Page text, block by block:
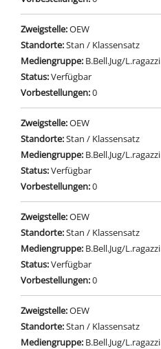
Zweigstelle:OEW
Standorte:Stan / Klassensatz
Mediengruppe: B.Bell.Jug/L.ragazzi
Status:Verfügbar
Vorbestellungen:0
Zweigstelle:OEW
Standorte:Stan / Klassensatz
Mediengruppe: B.Bell.Jug/L.ragazzi
Status:Verfügbar
Vorbestellungen:0
Zweigstelle:OEW
Standorte:Stan / Klassensatz
Mediengruppe: B.Bell.Jug/L.ragazzi
Status:Verfügbar
Vorbestellungen:0
Zweigstelle:OEW
Standorte:Stan / Klassensatz
Mediengruppe: B.Bell.Jug/L.ragazzi